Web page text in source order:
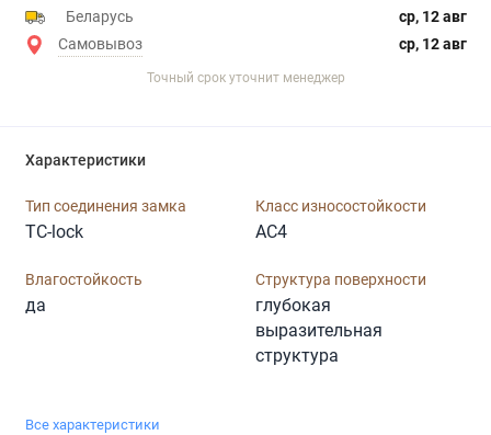
Беларусь
ср, 12 авг
Самовывоз
ср, 12 авг
Точный срок уточнит менеджер
Характеристики
Тип соединения замка
TC-lock
Класс износостойкости
AC4
Влагостойкость
да
Структура поверхности
глубокая
выразительная
структура
Все характеристики